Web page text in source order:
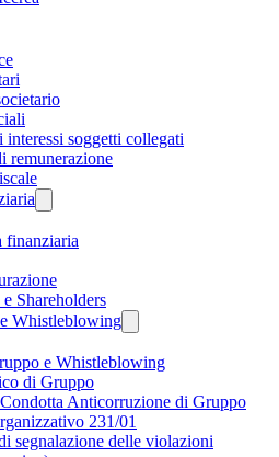
soggetti collegati
remunerazione
finanziaria
Shareholders
Whistleblowing
e Whistleblowing
di Gruppo
Anticorruzione di Gruppo
231/01
segnalazione delle violazioni